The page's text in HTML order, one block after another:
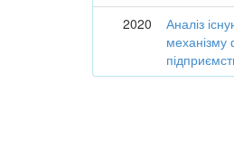
2020
Аналіз
механізму